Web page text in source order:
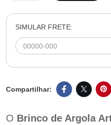
SIMULAR FRETE:
O Brinco de Argola